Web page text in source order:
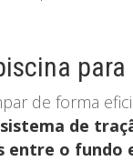
de forma
de
entre o fundo